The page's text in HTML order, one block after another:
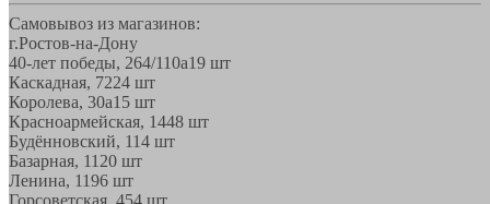
Самовывоз из магазинов:
г.Ростов-на-Дону
40-лет победы, 264/110а19 шт
Каскадная, 7224 шт
Королева, 30а15 шт
Красноармейская, 1448 шт
Будённовский, 114 шт
Базарная, 11 20 шт
Ленина, 1196 шт
Горсоветская, 454 шт